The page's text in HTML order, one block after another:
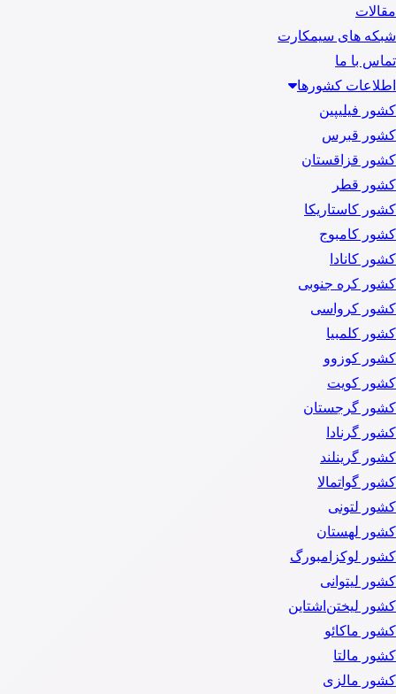
مقالات
شبکه های سیمکارت
تماس با ما
اطلاعات کشورها
کشور فیلیپین
کشور قبرس
کشور قزاقستان
کشور قطر
کشور کاستاریکا
کشور کامبوج
کشور کانادا
کشور کره جنوبی
کشور کرواسی
کشور کلمبیا
کشور کوزوو
کشور کویت
کشور گرجستان
کشور گرنادا
کشور گرینلند
کشور گواتمالا
کشور لتونی
کشور لهستان
کشور لوکزامبورگ
کشور لیتوانی
کشور لیختن‌اشتاین
کشور ماکائو
کشور مالتا
کشور مالزی